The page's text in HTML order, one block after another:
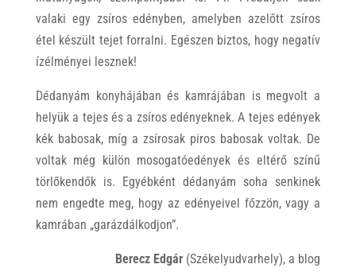
valaki egy zsíros edényben, amelyben azelőtt zsíros
étel készült tejet forralni. Egészen biztos, hogy negatív
ízélményei lesznek!
Dédanyám konyhájában és kamrájában is megvolt a
helyük a tejes és a zsíros edényeknek. A tejes edények
kék babosak, míg a zsírosak piros babosak voltak. De
voltak még külön mosogatóedények és eltérő színű
törlőkendők is. Egyébként dédanyám soha senkinek
nem engedte meg, hogy az edényeivel főzzön, vagy a
kamrában „garázdálkodjon”.
Berecz Edgár (Székelyudvarhely), a blog